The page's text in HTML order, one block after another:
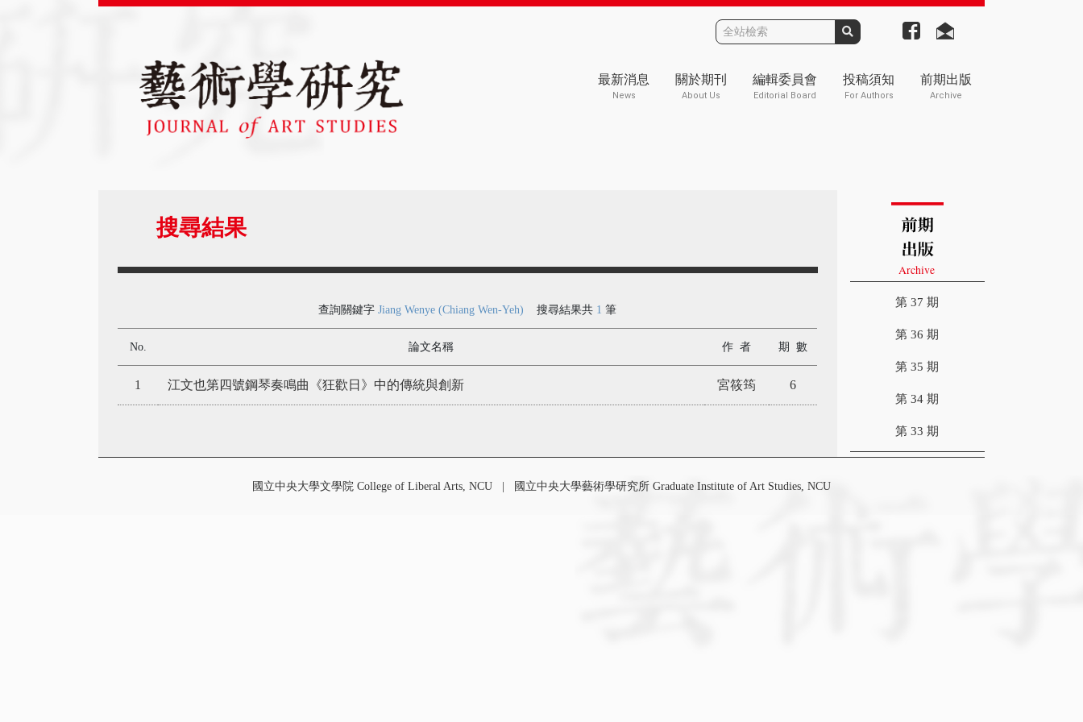
最新消息
News
關於期刊
About Us
編輯委員會
Editorial Board
投稿須知
For Authors
前期出版
Archive
搜尋結果
查詢關鍵字 Jiang Wenye (Chiang Wen-Yeh) 搜尋結果共 1 筆
No. 論文名稱 作 者 期 數
1 江文也第四號鋼琴奏鳴曲《狂歡日》中的傳統與創新 宮筱筠 6
第 37 期
第 36 期
第 35 期
第 34 期
第 33 期
國立中央大學文學院 College of Liberal Arts, NCU | 國立中央大學藝術學研究所 Graduate Institute of Art Studies, NCU